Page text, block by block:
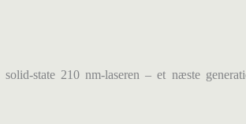
state 210 nm-laseren – et næste